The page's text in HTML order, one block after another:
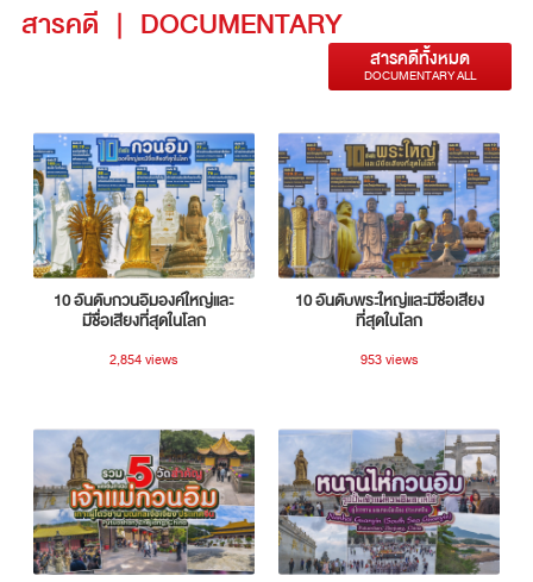
สารคดี | DOCUMENTARY
สารคดีทั้งหมด
DOCUMENTARY ALL
10 อันดับกวนอิมองค์ใหญ่และ
มีชื่อเสียงที่สุดในโลก
2,854 views
10 อันดับพระใหญ่และมีชื่อเสียง
ที่สุดในโลก
953 views